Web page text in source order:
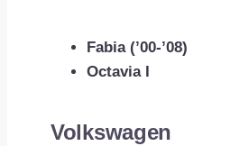
Fabia (’00-’08)
Octavia I
Volkswagen